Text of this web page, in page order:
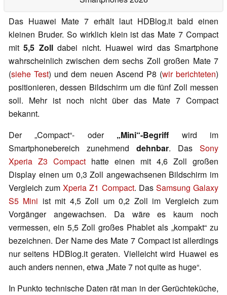
Das Huawei Mate 7 erhält laut HDBlog.it bald einen
kleinen Bruder. So wirklich klein ist das Mate 7 Compact
mit5,5 Zolldabei nicht. Huawei wird das Smartphone
wahrscheinlich zwischen dem sechs Zoll großen Mate 7
(siehe Test) und dem neuen Ascend P8 (wir berichteten)
positionieren, dessen Bildschirm um die fünf Zoll messen
soll. Mehr ist noch nicht über das Mate 7 Compact
bekannt.
Der „Compact“- oder „Mini“-Begriff wird im
Smartphonebereich zunehmend dehnbar. Das Sony
Xperia Z3 Compact hatte einen mit 4,6 Zoll großen
Display einen um 0,3 Zoll angewachsenen Bildschirm im
Vergleich zumXperia Z1 Compact. Das Samsung Galaxy
S5 Mini ist mit 4,5 Zoll um 0,2 Zoll im Vergleich zum
Vorgänger angewachsen. Da wäre es kaum noch
vermessen, ein 5,5 Zoll großes Phablet als „kompakt“ zu
bezeichnen. Der Name des Mate 7 Compact ist allerdings
nur seitens HDBlog.it geraten. Vielleicht wird Huawei es
auch anders nennen, etwa „Mate 7 not quite as huge“.
In Punkto technische Daten rät man in der Gerüchteküche,